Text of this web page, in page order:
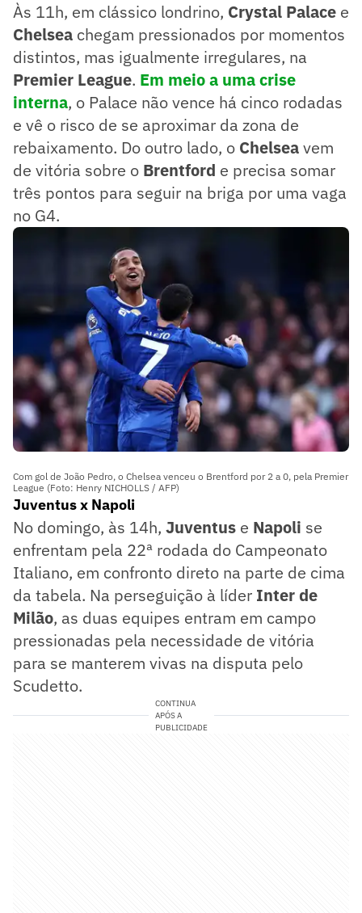
Às 11h, em clássico londrino, Crystal Palace e
Chelsea chegam pressionados por momentos
distintos, mas igualmente irregulares, na
Premier League. Em meio a uma crise
interna, o Palace não vence há cinco rodadas
e vê o risco de se aproximar da zona de
rebaixamento. Do outro lado, o Chelseavem
de vitória sobre o Brentford e precisa somar
três pontos para seguir na briga por uma vaga
no G4.
Com gol de João Pedro, o Chelsea venceu o Brentford por 2 a 0, pela Premier
League (Foto: Henry NICHOLLS / AFP)
Juventus x Napoli
No domingo, às 14h, Juventus e Napoli se
enfrentam pela 22ª rodada do Campeonato
Italiano, em confronto direto na parte de cima
da tabela. Na perseguição à líder Inter de
Milão, as duas equipes entram em campo
pressionadas pela necessidade de vitória
para se manterem vivas na disputa pelo
Scudetto.
CONTINUA
APÓS A
PUBLICIDADE